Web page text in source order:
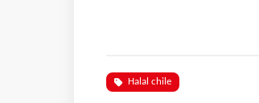
Halal chile